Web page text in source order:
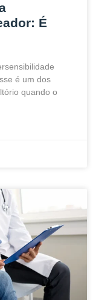
É
é um dos
quando o